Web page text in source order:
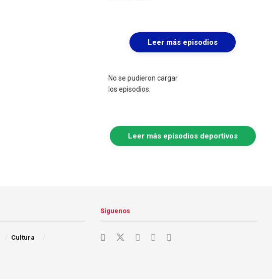
Leer más episodios
No se pudieron cargar
los episodios.
Leer más episodios deportivos
Cultura
Síguenos